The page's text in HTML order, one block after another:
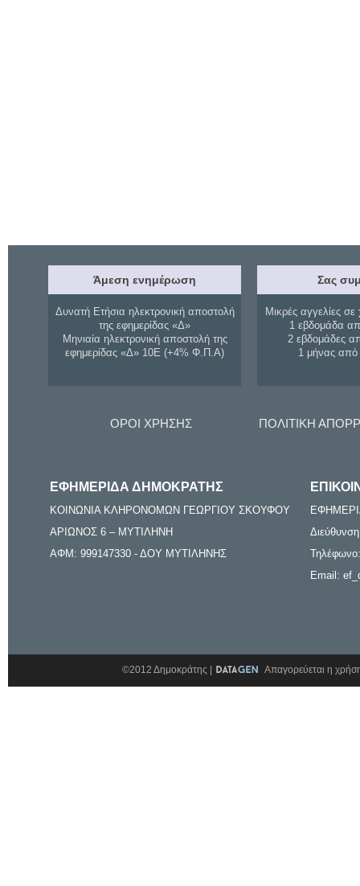
Άμεση ενημέρωση
Δυνατή Ετήσια ηλεκτρονική αποστολή
της εφημερίδας «Δ»
Μηνιαία ηλεκτρονική αποστολή της
εφημερίδας «Δ» 10Ε (+4% Φ.Π.Α)
Σας
Μικρές αγγελίες σε
1 εβδομάδα
2 εβδομάδες
1 μήνας
ΟΡΟΙ ΧΡΗΣΗΣ ΠΟΛΙΤΙΚΗ
ΕΦΗΜΕΡΙΔΑ ΔΗΜΟΚΡΑΤΗΣ
ΚΟΙΝΩΝΙΑ ΚΛΗΡΟΝΟΜΩΝ ΓΕΩΡΓΙΟΥ ΣΚΟΥΦΟΥ
ΑΡΙΩΝΟΣ 6 – ΜΥΤΙΛΗΝΗ
ΑΦΜ: 999147330 - ΔΟΥ ΜΥΤΙΛΗΝΗΣ
Email:
©2012 Δημοκράτης | Απαγορεύεται η